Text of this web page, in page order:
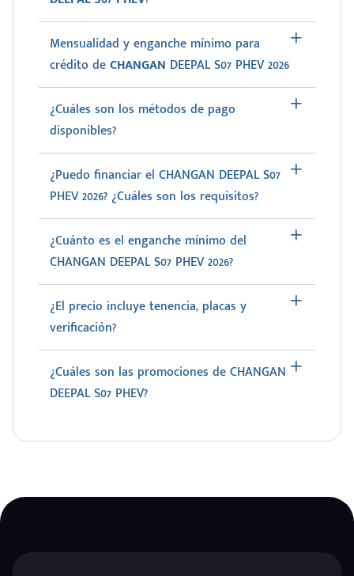
Mensualidad y enganche mínimo para
crédito deCHANGAN DEEPAL S07 PHEV 2026
¿Cuáles son los métodos de pago
disponibles?
¿Puedo financiar el CHANGAN DEEPAL S07
PHEV 2026? ¿Cuáles son los requisitos?
¿Cuánto es el enganche mínimo del
CHANGAN DEEPAL S07 PHEV 2026?
¿El precio incluye tenencia, placas y
verificación?
¿Cuáles son las promociones de CHANGAN
DEEPAL S07 PHEV?